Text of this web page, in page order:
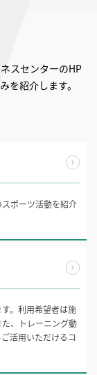
スセンターのHP
を紹介します。
ポーツ活動を紹介
。利用希望者は施
、トレーニング動
活用いただけるコ